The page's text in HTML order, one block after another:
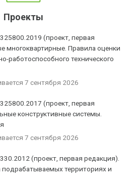
Проекты
(проект, первая
многоквартирные. Правила оценки
работоспособного технического
7 сентября 2026
(проект, первая
конструктивные системы.
7 сентября 2026
(проект, первая редакция).
территориях и